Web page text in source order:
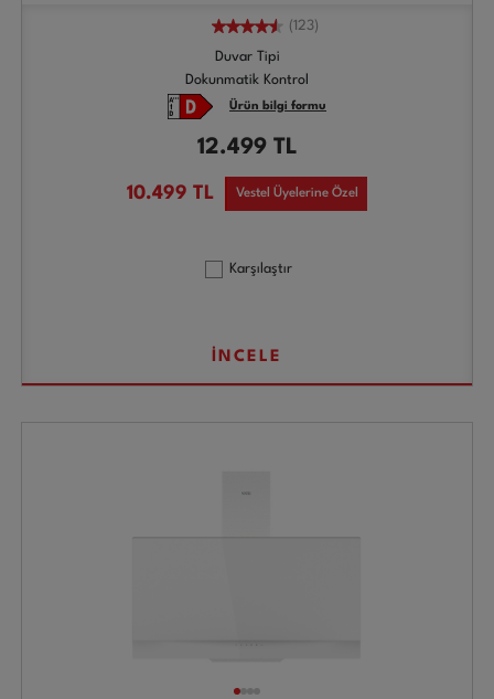
(123)
Duvar Tipi
Dokunmatik Kontrol
Ürün bilgi formu
12.499 TL
10.499 TL Vestel Üyelerine Özel
Karşılaştır
İNCELE